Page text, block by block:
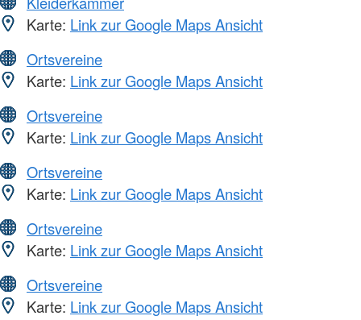
Karte: Link zur Google Maps Ansicht
Ortsvereine
Karte: Link zur Google Maps Ansicht
Ortsvereine
Karte: Link zur Google Maps Ansicht
Ortsvereine
Karte: Link zur Google Maps Ansicht
Ortsvereine
Karte: Link zur Google Maps Ansicht
Ortsvereine
Karte: Link zur Google Maps Ansicht